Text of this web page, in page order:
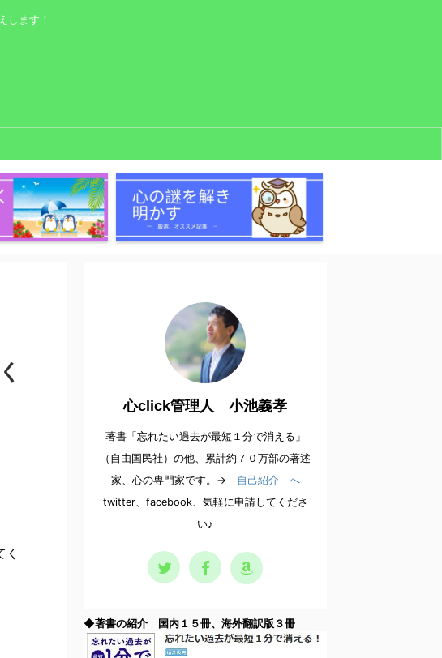
します！
心click管理人 小池義孝
著書「忘れたい過去が最短１分で消える」
（自由国民社）の他、累計約７０万部の著述
家、心の専門家です。→ 自己紹介 へ
twitter、facebook、気軽に申請してくださ
い♪
◆著書の紹介 国内１５冊、海外翻訳版３冊